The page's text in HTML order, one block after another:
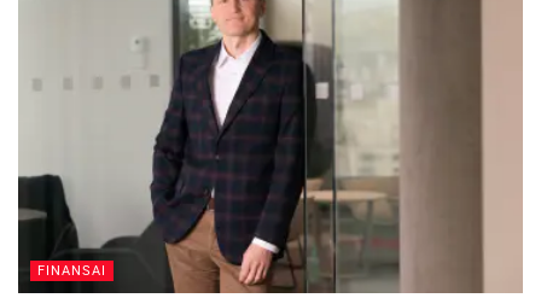
klastojusius viceministrus, interesus
supainiojusius ministro komandos narius ir kitus
skandalus“, – apgailestavo G.Landsbergis.
FINANSAI